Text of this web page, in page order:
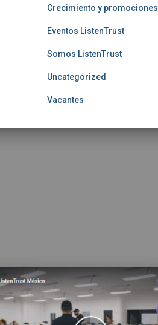
Crecimiento y promociones
Eventos ListenTrust
Somos ListenTrust
Uncategorized
Vacantes